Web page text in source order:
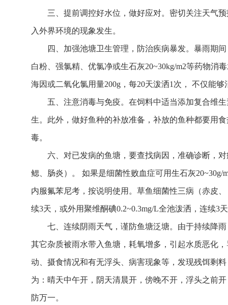
三、提前调控好水位，做好应对。密切关注天气
入外界环境的现象发生。
四、加强池塘卫生管理，防治疾病暴发。暴雨期
白粉、强氯精、优氯净或生石灰20~30kg/m2等药物消
海因或二氧化氯用量200g，每20天泼洒1次， 不仅能
五、注意消毒与免疫。在饲料中适当添加复合维
生。此外，做好鱼种的补放准备，补放的鱼种都要用
毒。
六、对已发病的鱼塘，要查找病因，准确诊断，
鳃、肠炎）。 如果是细菌性败血症可用生石灰
内服氟苯尼考，按说明使用。草鱼细菌性三病（赤皮
续3天，或外用聚维酮碘0.2~0.3mg/L全池泼洒，连续3
七、连续阴雨天气，谨防鱼塘泛塘。由于持续降
其它杂质被雨水带入鱼塘，耗氧增多，引起水质恶化
动、摄食情况和有无浮头、病害现象等，发现残饵剩
为：晴天中午开，阴天清晨开，傍晚不开，浮头之前
防万一。